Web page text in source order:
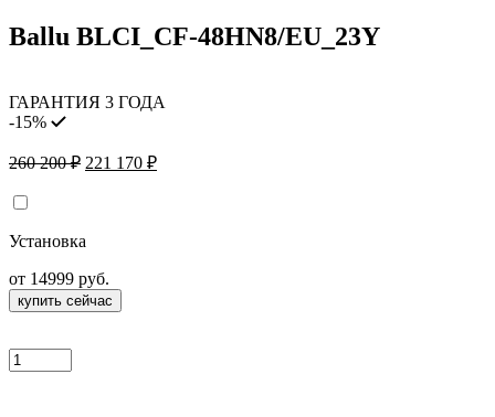
Ballu BLCI_CF-48HN8/EU_23Y
ГАРАНТИЯ 3 ГОДА
-15%
260 200₽ Первоначальная
200 ₽.
221 170 ₽Текущая
Установка
от 14999 руб.
купить сейчас